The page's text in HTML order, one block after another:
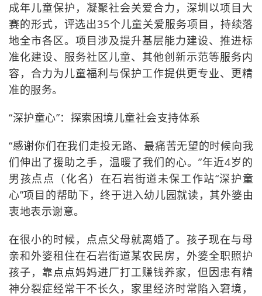
成年儿童保护，凝聚社会关爱合力，深圳以项目大
赛的形式，评选出35个儿童关爱服务项目，持续落
地全市各区。项目涉及提升基层能力建设、推进标
准化建设、服务社区儿童、其他创新示范等服务内
容，合力为儿童福利与保护工作提供更专业、更精
准的服务。
“深护童心”：探索困境儿童社会支持体系
“感谢你们在我们走投无路、最痛苦无望的时候向我
们伸出了援助之手，温暖了我们的心。”年近4岁的
男孩点点（化名）在石岩街道未保工作站“深护童
心”项目的帮助下，终于进入幼儿园就读，其外婆由
衷地表示谢意。
在很小的时候，点点父母就离婚了。孩子现在与母
亲和外婆租住在石岩街道某农民房，外婆全职照护
孩子，靠点点妈妈进厂打工赚钱养家，但因患有精
神分裂症经常干不长久，家里经济时常陷入窘境，